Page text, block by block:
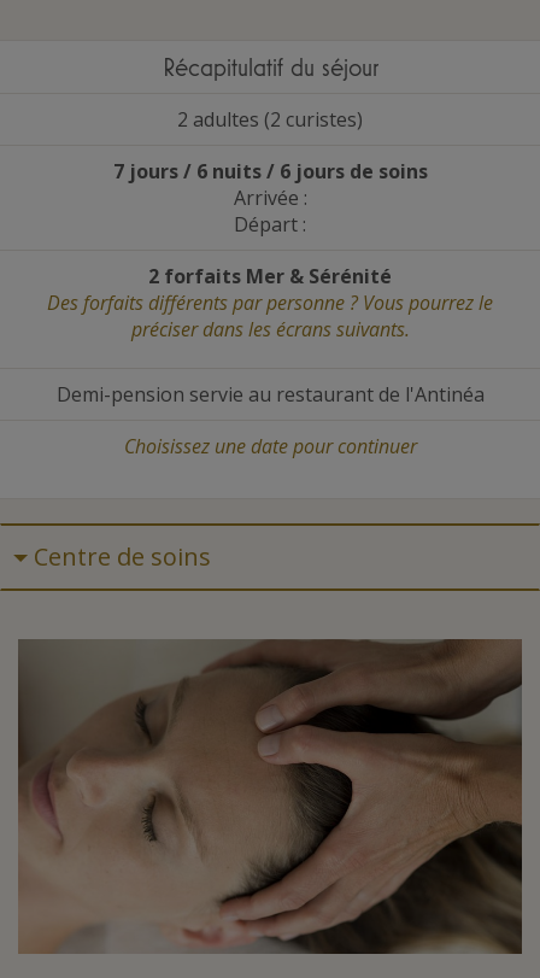
Récapitulatif du séjour
2 adultes (2 curistes)
7 jours / 6 nuits / 6 jours de soins
Arrivée :
Départ :
2 forfaits Mer & Sérénité
Des forfaits différents par personne ? Vous pourrez le
préciser dans les écrans suivants.
Demi-pension servie au restaurant de l'Antinéa
Choisissez une datepour continuer
Centre de soins